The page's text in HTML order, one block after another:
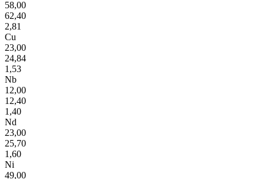
58,00
62,40
2,81
Cu
23,00
24,84
1,53
Nb
12,00
12,40
1,40
Nd
23,00
25,70
1,60
Ni
49,00